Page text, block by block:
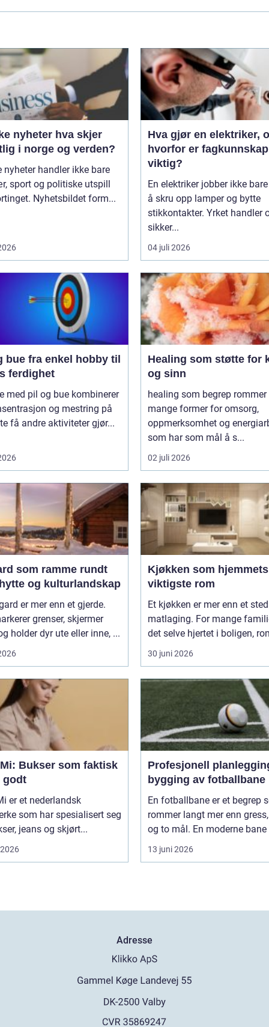
hva skjer
i norge og verden?
nyheter handler ikke bare
sport og politiske utspill
Nyhetsbildet form...
Hva gjør en elektriker,
hvorfor er
viktig?
En elektriker jobber ikke
å skru opp lamper og bytte
stikkontakter. Yrket handler
sikker...
04 juli 2026
hobby til
ferdighet
med pil og bue kombinerer
og mestring på
få andre aktiviteter gjør...
Healing som støtte for
og sinn
healing som begrep rommer
mange former for omsorg,
oppmerksomhet og
som har som mål å s...
02 juli 2026
som ramme rundt
og kulturlandskap
er mer enn et gjerde.
grenser, skjermer
holder dyr ute eller inne, ...
Kjøkken som hjemmets
viktigste rom
Et kjøkken er mer enn et
matlaging. For mange
det selve hjertet i boligen,
30 juni 2026
Bukser som faktisk
godt
er et nederlandsk
som har spesialisert seg
jeans og skjørt...
Profesjonell
bygging av fotballbane
En fotballbane er et begrep
rommer langt mer enn
og to mål. En moderne bane
13 juni 2026
Adresse